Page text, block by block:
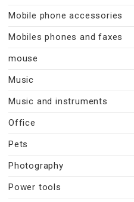
Mobile phone accessories
Mobiles phones and faxes
mouse
Music
Music and instruments
Office
Pets
Photography
Power tools